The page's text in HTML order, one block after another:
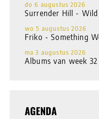
do 6 augustus 2026
Surrender Hill -
wo 5 augustus 2026
Friko - Something
ma 3 augustus 2026
Albums van week 32
AGENDA